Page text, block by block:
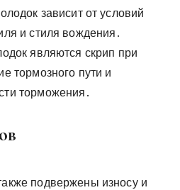
зависит от условий
и стиля вождения․
являются скрип при
тормозного пути и
торможения․
подвержены износу и